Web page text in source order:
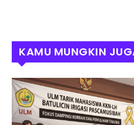
KAMU MUNGKIN